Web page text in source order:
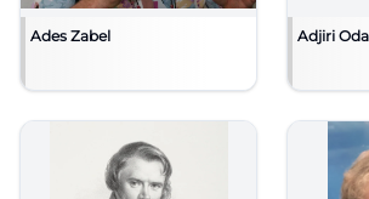
Ades Zabel Adjiri